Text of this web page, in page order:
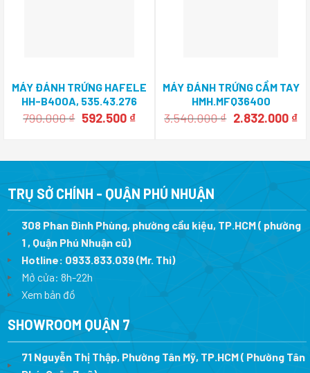
MÁY ĐÁNH TRỨNG HAFELE
HH-B400A, 535.43.276
790.000₫ Giá
592.500 ₫Giá
MÁY ĐÁNH TRỨNG CẦM TAY
HMH.MFQ36400
3.540.000₫ Giá
2.832.000 ₫
TRỤ SỞ CHÍNH - QUẬN PHÚ NHUẬN
308 Phan Đình Phùng, phường cầu kiệu, TP.HCM ( phường
1 , Quận Phú Nhuận cũ)
Hotline: 0933.833.039(Mr. Thi)
Mở cửa: 8h-22h
Xem bản đồ
SHOWROOM QUẬN 7
71 Nguyễn Thị Thập, Phường Tân Mỹ, TP.HCM ( Phường Tân